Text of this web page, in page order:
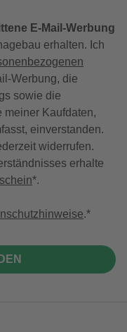
E-Mail-Werbung
erhalten. Ich
Werbung, die
sowie die
meiner Kaufdaten,
einverstanden.
widerrufen.
erhalte
*.
.